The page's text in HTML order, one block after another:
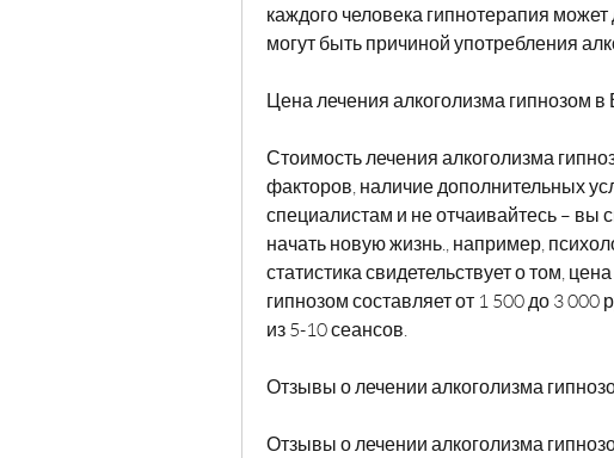
каждого человека гипнотерапия
могут быть причиной употребления
Цена лечения алкоголизма гипнозом
Стоимость лечения алкоголизма
факторов, наличие дополнительных
специалистам и не отчаивайтесь – вы
начать новую жизнь., например,
статистика свидетельствует о том,
гипнозом составляет от 1 500 до 3
из 5-10 сеансов.
Отзывы о лечении алкоголизма
Отзывы о лечении алкоголизма